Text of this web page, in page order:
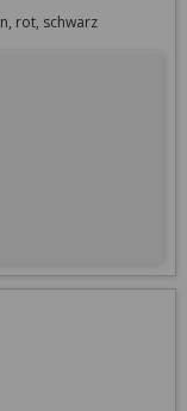
rot, schwarz